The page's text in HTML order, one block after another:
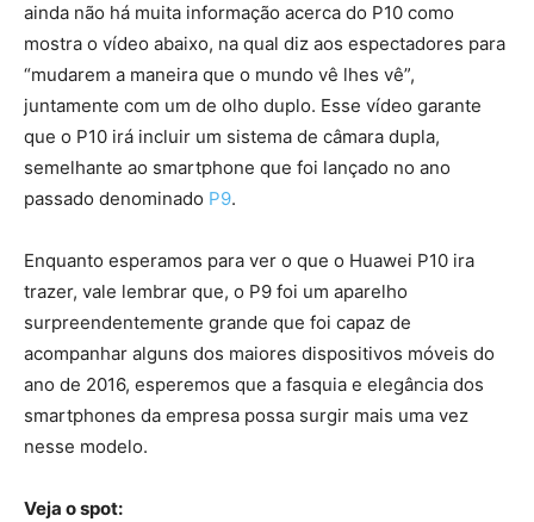
ainda não há muita informação acerca do P10 como
mostra o vídeo abaixo, na qual diz aos espectadores para
“mudarem a maneira que o mundo vê lhes vê”,
juntamente com um de olho duplo. Esse vídeo garante
que o P10 irá incluir um sistema de câmara dupla,
semelhante ao smartphone que foi lançado no ano
passado denominado P9.
Enquanto esperamos para ver o que o Huawei P10 ira
trazer, vale lembrar que, o P9 foi um aparelho
surpreendentemente grande que foi capaz de
acompanhar alguns dos maiores dispositivos móveis do
ano de 2016, esperemos que a fasquia e elegância dos
smartphones da empresa possa surgir mais uma vez
nesse modelo.
Veja o spot: